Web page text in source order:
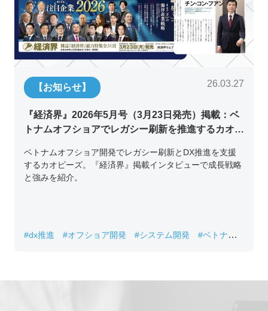
【お知らせ】 26.03.27
『経済界』2026年5月号（3月23日発売）掲載：ベ
トナムオフショアでレガシー刷新を推進するカオピ
ベトナムオフショア開発でレガシー刷新とDX推進を支援
するカオピーズ。『経済界』掲載インタビューで成長戦略
と強みを紹介。
#dx推進 #オフショア開発 #システム開発
#ベトナムIT